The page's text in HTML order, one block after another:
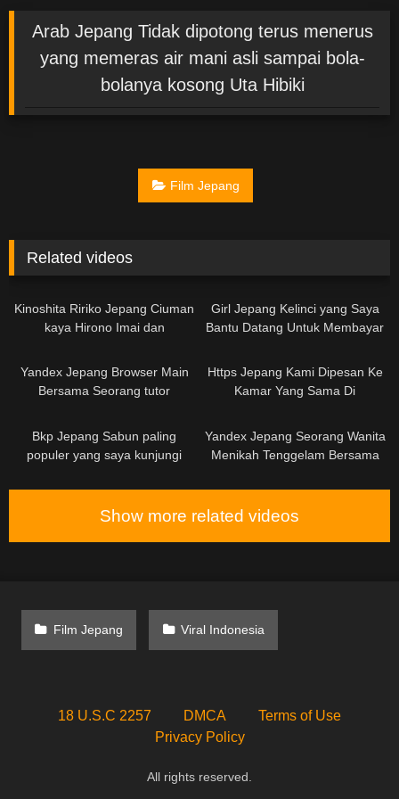
Arab Jepang Tidak dipotong terus menerus
yang memeras air mani asli sampai bola-
bolanya kosong Uta Hibiki
Film Jepang
Related videos
Kinoshita Ririko Jepang Ciuman
kaya Hirono Imai dan
Girl Jepang Kelinci yang Saya
Bantu Datang Untuk Membayar
Yandex Jepang Browser Main
Bersama Seorang tutor
Https Jepang Kami Dipesan Ke
Kamar Yang Sama Di
Panas
Bkp Jepang Sabun paling
populer yang saya kunjungi
Nina Nishimura, seorang
manajer wanita dari sebuah
Yandex Jepang Seorang Wanita
Menikah Tenggelam Bersama
Chisato Hiiragi
Show more related videos
Film Jepang Viral Indonesia
18 U.S.C 2257 DMCA
Terms of Use
Privacy Policy
All rights reserved.